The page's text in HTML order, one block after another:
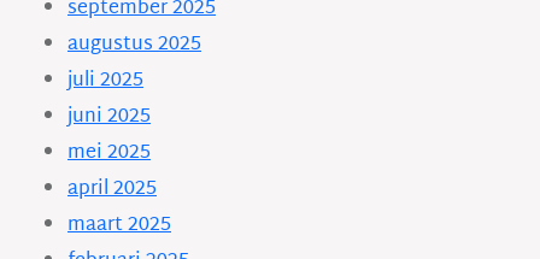
september 2025
augustus 2025
juli 2025
juni 2025
mei 2025
april 2025
maart 2025